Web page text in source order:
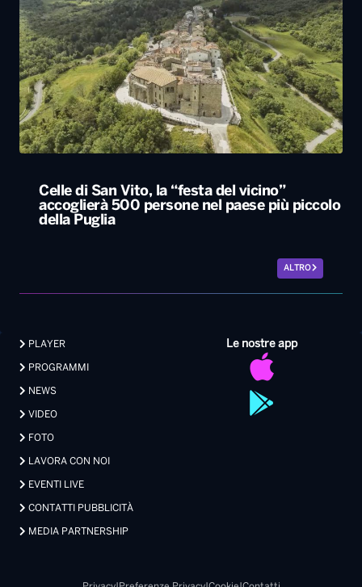
Celle di San Vito, la “festa del vicino”
accoglierà 500 persone nel paese più piccolo
della Puglia
ALTRO
Le nostre app
PLAYER
PROGRAMMI
NEWS
VIDEO
FOTO
LAVORA CON NOI
EVENTI LIVE
CONTATTI PUBBLICITÀ
MEDIA PARTNERSHIP